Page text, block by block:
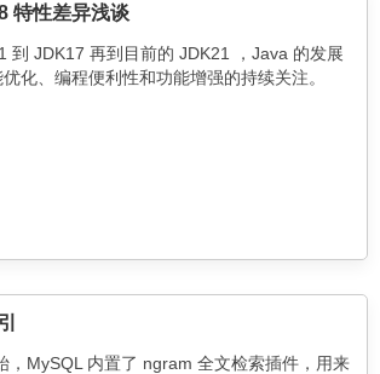
特性差异浅谈
到 JDK17 再到目前的 JDK21 ，Java 的发展
化、编程便利性和功能增强的持续关注。
，MySQL 内置了 ngram 全文检索插件，用来